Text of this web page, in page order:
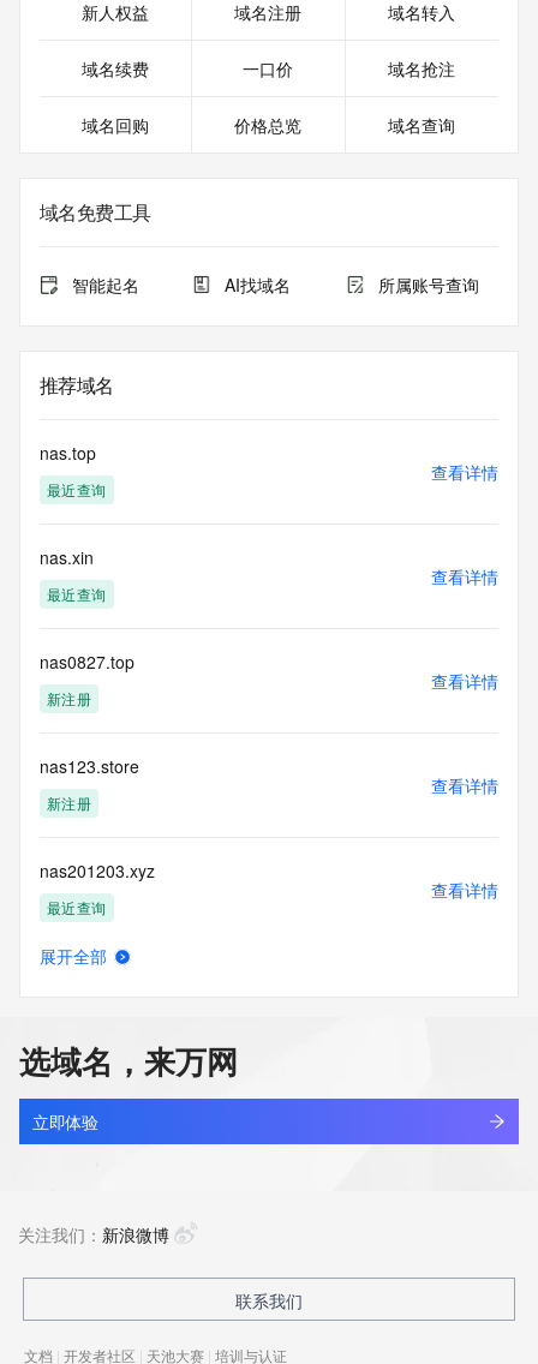
新人权益 域名注册 域名转入
域名续费 一口价 域名抢注
域名回购 价格总览 域名查询
域名免费工具
智能起名 AI找域名 所属账号查询
推荐域名
nas.top
最近查询
查看详情
nas.xin
最近查询
查看详情
nas0827.top
新注册
查看详情
nas123.store
新注册
查看详情
nas201203.xyz
最近查询
查看详情
nasa4dc.com
新注册
查看详情
新注册
展开全部
选域名，来万网
立即体验
关注我们： 新浪微博
联系我们
文档 | 开发者社区 | 天池大赛 | 培训与认证